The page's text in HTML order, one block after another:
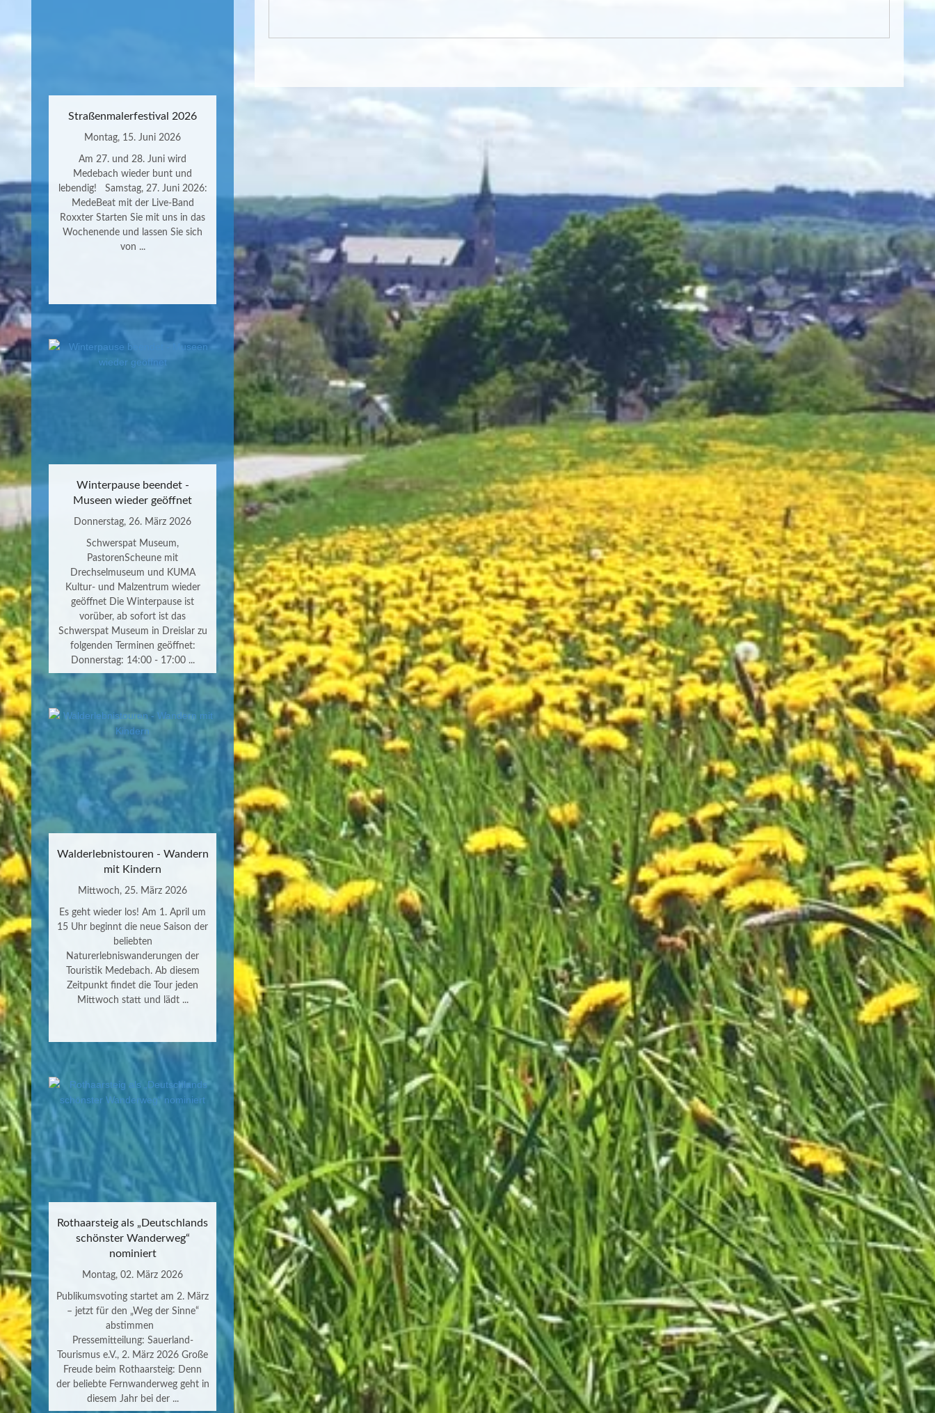
Straßenmalerfestival 2026
Montag, 15. Juni 2026
Am 27. und 28. Juni wird
Medebach wieder bunt und
lebendig! Samstag, 27. Juni 2026:
MedeBeat mit der Live-Band
Roxxter Starten Sie mit uns in das
Wochenende und lassen Sie sich
von ...
Winterpause beendet -
Museen wieder geöffnet
Donnerstag, 26. März 2026
Schwerspat Museum,
PastorenScheune mit
Drechselmuseum und KUMA
Kultur- und Malzentrum wieder
geöffnet Die Winterpause ist
vorüber, ab sofort ist das
Schwerspat Museum in Dreislar zu
folgenden Terminen geöffnet:
Donnerstag: 14:00 - 17:00 ...
Walderlebnistouren - Wandern
mit Kindern
Mittwoch, 25. März 2026
Es geht wieder los! Am 1. April um
15 Uhr beginnt die neue Saison der
beliebten
Naturerlebniswanderungen der
Touristik Medebach. Ab diesem
Zeitpunkt findet die Tour jeden
Mittwoch statt und lädt ...
Rothaarsteig als „Deutschlands
schönster Wanderweg“
nominiert
Montag, 02. März 2026
Publikumsvoting startet am 2. März
– jetzt für den „Weg der Sinne“
abstimmen
Pressemitteilung: Sauerland-
Tourismus e.V., 2. März 2026 Große
Freude beim Rothaarsteig: Denn
der beliebte Fernwanderweg geht in
diesem Jahr bei der ...